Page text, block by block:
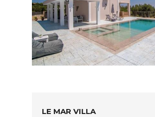
LE MAR VILLA